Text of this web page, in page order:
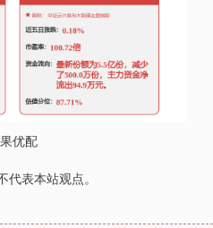
优配
表本站观点。